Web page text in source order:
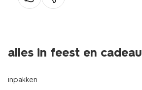
alles in feest en cadeau
inpakken